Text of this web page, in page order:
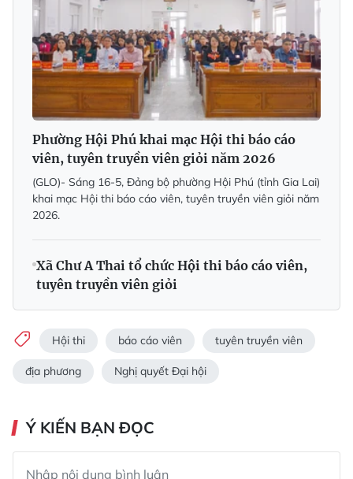
Phường Hội Phú khai mạc Hội thi báo cáo
viên, tuyên truyền viên giỏi năm 2026
(GLO)- Sáng 16-5, Đảng bộ phường Hội Phú (tỉnh Gia Lai)
khai mạc Hội thi báo cáo viên, tuyên truyền viên giỏi năm
2026.
Xã Chư A Thai tổ chức Hội thi báo cáo viên,
tuyên truyền viên giỏi
Hội thi báo cáo viên tuyên truyền viên
địa phương Nghị quyết Đại hội
Ý KIẾN BẠN ĐỌC